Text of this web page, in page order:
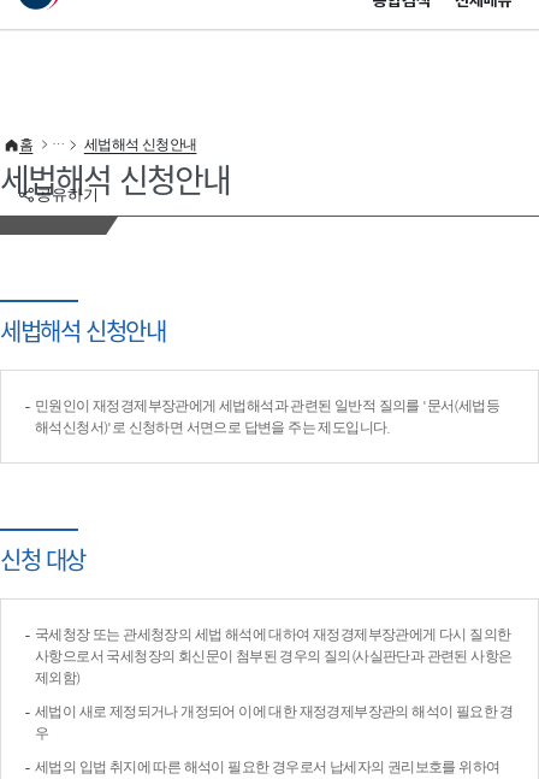
이 누리집은 대한민국 공식 전자정부 누리집입니다.
공유하기
홈 세법해석 신청안내
세법해석 신청안내
세법해석 신청안내
민원인이 재정경제부장관에게 세법해석과 관련된 일반적 질의를 '문서(세법등
해석신청서)'로 신청하면 서면으로 답변을 주는 제도입니다.
신청 대상
국세청장 또는 관세청장의 세법 해석에 대하여 재정경제부장관에게 다시 질의한
사항으로서 국세청장의 회신문이 첨부된 경우의 질의(사실판단과 관련된 사항은
제외함)
세법이 새로 제정되거나 개정되어 이에 대한 재정경제부장관의 해석이 필요한 경
우
세법의 입법 취지에 따른 해석이 필요한 경우로서 납세자의 권리보호를 위하여